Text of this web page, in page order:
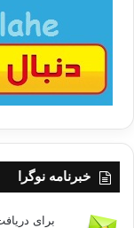
خبرنامه نوگرا
برای